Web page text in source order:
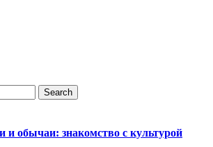
и обычаи: знакомство с культурой